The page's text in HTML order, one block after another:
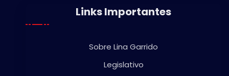
Links Importantes
Sobre Lina Garrido
Legislativo